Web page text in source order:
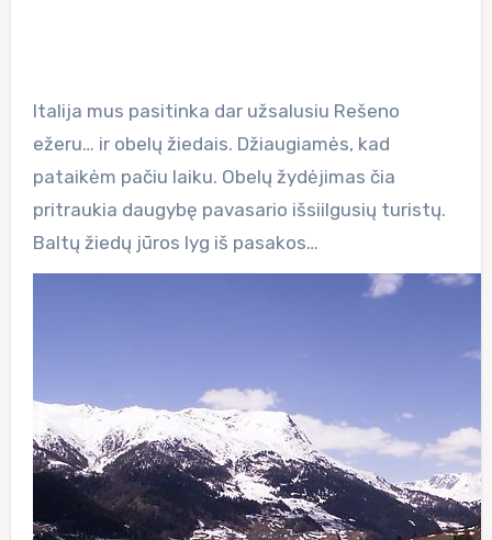
Italija mus pasitinka dar užsalusiu Rešeno
ežeru… ir obelų žiedais. Džiaugiamės, kad
pataikėm pačiu laiku. Obelų žydėjimas čia
pritraukia daugybę pavasario išsiilgusių turistų.
Baltų žiedų jūros lyg iš pasakos…